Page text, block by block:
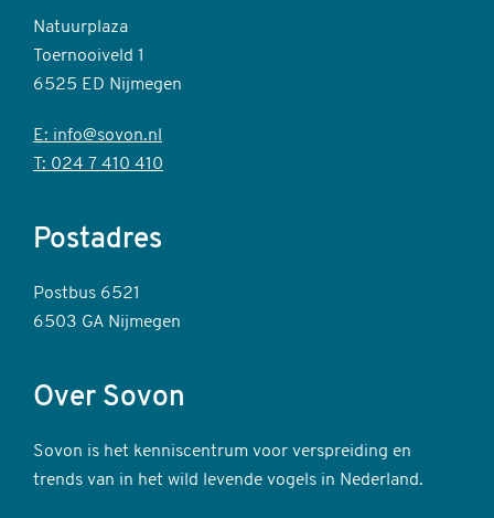
Natuurplaza
Toernooiveld 1
6525 ED Nijmegen
E: info@sovon.nl
T: 024 7 410 410
Postadres
Postbus 6521
6503 GA Nijmegen
Over Sovon
Sovon is het kenniscentrum voor verspreiding en
trends van in het wild levende vogels in Nederland.